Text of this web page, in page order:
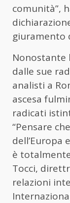
comunità”,
giuramento
Nonostante
dalle sue
analisti a
ascesa
radicati
“Pensare
dell’Europa
è
Tocci,
relazioni